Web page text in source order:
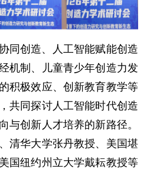
同创造、人工智能赋能创造
机制、儿童青少年创造力发
积极效应、创新教育教学等
共同探讨人工智能时代创造
与创新人才培养的新路径。
清华大学张丹教授、美国堪
国纽约州立大学戴耘教授等